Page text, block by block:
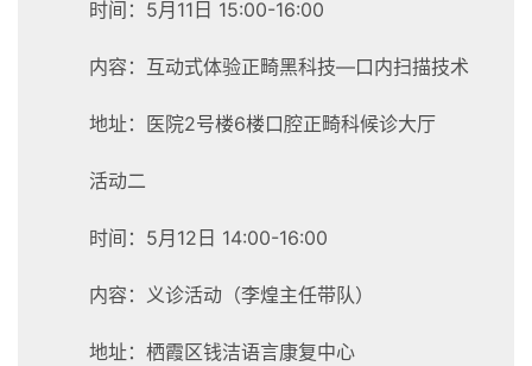
时间：5月11日 15:00-16:00
内容：互动式体验正畸黑科技—口内扫描技术
地址：医院2号楼6楼口腔正畸科候诊大厅
活动二
时间：5月12日 14:00-16:00
内容：义诊活动（李煌主任带队）
地址：栖霞区钱洁语言康复中心